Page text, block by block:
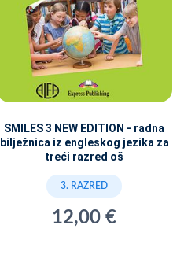
SMILES 3 NEW EDITION - radna
bilježnica iz engleskog jezika za
treći razred oš
3. RAZRED
12,00 €